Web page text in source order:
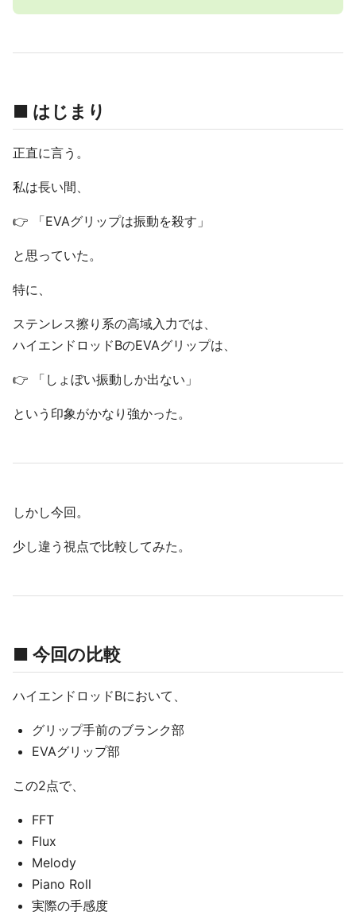
■ はじまり
正直に言う。
私は長い間、
👉 「EVAグリップは振動を殺す」
と思っていた。
特に、
ステンレス擦り系の高域入力では、
ハイエンドロッドBのEVAグリップは、
👉 「しょぼい振動しか出ない」
という印象がかなり強かった。
しかし今回。
少し違う視点で比較してみた。
■ 今回の比較
ハイエンドロッドBにおいて、
グリップ手前のブランク部
EVAグリップ部
この2点で、
FFT
Flux
Melody
Piano Roll
実際の手感度